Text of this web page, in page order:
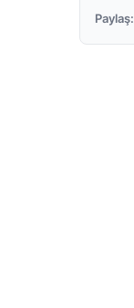
Paylaş: